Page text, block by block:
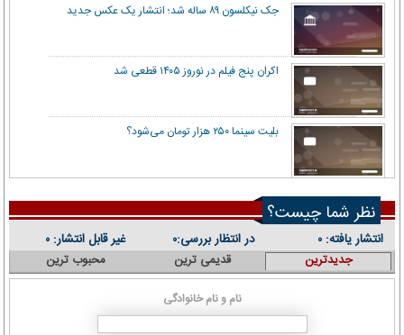
جک نیکلسون ۸۹ ساله شد؛ انتشار یک عکس جدید
اکران پنج فیلم در نوروز ۱۴۰۵ قطعی شد
بلیت سینما ۲۵۰ هزار تومان می‌شود؟
نظر شما چیست؟
انتشار یافته: ۰ در انتظار بررسی:۰ غیر قابل انتشار: ۰
جدیدترین قدیمی ترین محبوب ترین
نام و نام خانوادگی